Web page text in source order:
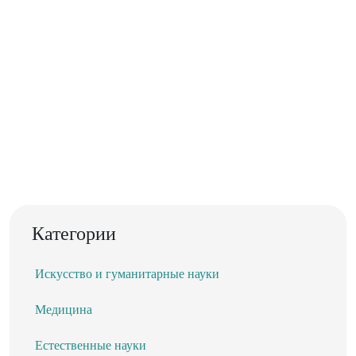
Категории
Искусство и гуманитарные науки
Медицина
Естественные науки